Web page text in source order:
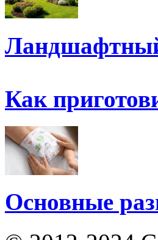
Как
Основные